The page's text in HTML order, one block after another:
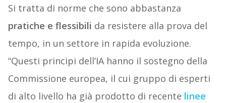
Si tratta di norme che sono abbastanza
pratiche e flessibili da resistere alla prova del
tempo, in un settore in rapida evoluzione.
“Questi principi dell’IA hanno il sostegno della
Commissione europea, il cui gruppo di esperti
di alto livello ha già prodotto di recente linee